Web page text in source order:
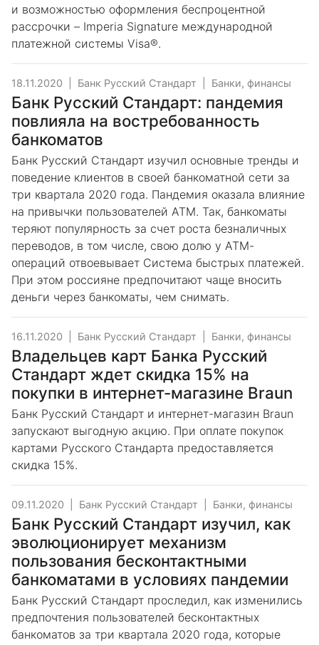
и возможностью оформления беспроцентной
рассрочки – Imperia Signature международной
платежной системы Visa®.
18.11.2020 Банк Русский Стандарт Банки, финансы
Банк Русский Стандарт: пандемия
повлияла на востребованность
банкоматов
Банк Русский Стандарт изучил основные тренды и
поведение клиентов в своей банкоматной сети за
три квартала 2020 года. Пандемия оказала влияние
на привычки пользователей ATM. Так, банкоматы
теряют популярность за счет роста безналичных
переводов, в том числе, свою долю у АТМ-
операций отвоевывает Система быстрых платежей.
При этом россияне предпочитают чаще вносить
деньги через банкоматы, чем снимать.
16.11.2020 Банк Русский Стандарт Банки, финансы
Владельцев карт Банка Русский
Стандарт ждет скидка 15% на
покупки в интернет-магазине Braun
Банк Русский Стандарт и интернет-магазин Braun
запускают выгодную акцию. При оплате покупок
картами Русского Стандарта предоставляется
скидка 15%.
09.11.2020 Банк Русский Стандарт Банки, финансы
Банк Русский Стандарт изучил, как
эволюционирует механизм
пользования бесконтактными
банкоматами в условиях пандемии
Банк Русский Стандарт проследил, как изменились
предпочтения пользователей бесконтактных
банкоматов за три квартала 2020 года, которые